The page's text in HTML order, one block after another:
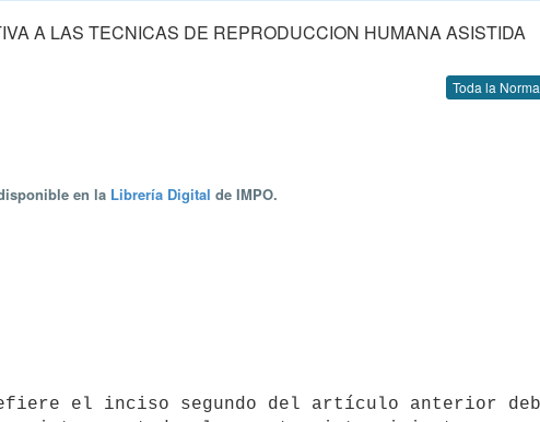
A LAS TECNICAS DE REPRODUCCION HUMANA ASISTIDA
Toda la Norma
en la Librería Digital de IMPO.